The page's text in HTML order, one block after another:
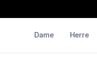
Dame Herre